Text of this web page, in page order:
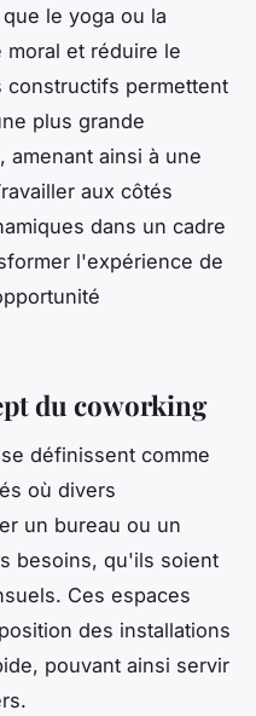
le yoga ou la
moral et réduire le
constructifs permettent
plus grande
ainsi à une
aux côtés
dans un cadre
l'expérience de
du coworking
se définissent comme
où divers
un bureau ou un
besoins, qu'ils soient
Ces espaces
des installations
pouvant ainsi servir